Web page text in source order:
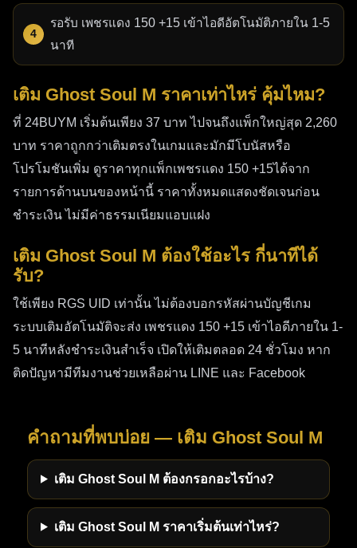
ไม่จำเป็นต้องสมัครสมาชิก คุณสามารถเติมได้ทันทีโดยไม่
ต้องผ่านขั้นตอนการลงทะเบียน เพียงแค่กรอกข้อมูลบัญชีเกม
และทำการชำระเงิน ก็สามารถรับเพชรได้แล้ว
4. เติม Ghost Soul M กับ 24Buym มีค่าใช้จ่าย
เพิ่มเติมไหม
ไม่มีค่าใช้จ่ายเพิ่มเติมใด ๆ ราคาที่แสดงคือราคาสุดท้ายที่
คุณต้องจ่าย ไม่มีค่าธรรมเนียมซ่อนเร้น ไม่มีค่าบริการเพิ่ม
เติม สิ่งที่คุณเห็นคือสิ่งที่คุณจ่าย
5. เติม Ghost Soul M กับ 24Buym มีการจำกัด
ไม่มีการจำกัดเวลาใด ๆ เราให้บริการตลอด 24 ชั่วโมง ทุกวัน
คุณสามารถเติมได้ทุกเมื่อที่ต้องการ ไม่ว่าจะเป็นเช้า กลางวัน
กลางคืน หรือแม้แต่วันหยุด ระบบของเราพร้อมให้บริการอยู่
เสมอ
สรุปบทความ
รวดเร็วที่เหนือชั้น และความปลอดภัยที่มั่นใจได้ หากคุณ
ต้องการเติมเกมราคาถูก ซื้อสกินเทพ ตัวละครสุดโกง หรือไอ
เทมพิเศษ มาเลือกใช้บริการได้ที่ 24Buym เว็บไซต์ที่ตอบ
โจทย์เกมเมอร์ทุกคนอย่างครบถ้วน
รอรับ เพชรแดง 150 +15 เข้าไอดีอัตโนมัติภายใน 1-5
นาที
เติม Ghost Soul M ราคาเท่าไหร่ คุ้มไหม?
ที่ 24BUYM เริ่มต้นเพียง 37 บาท ไปจนถึงแพ็กใหญ่สุด 2,260
บาท ราคาถูกกว่าเติมตรงในเกมและมักมีโบนัสหรือ
โปรโมชันเพิ่ม ดูราคาทุกแพ็กเพชรแดง 150 +15ได้จาก
รายการด้านบนของหน้านี้ ราคาทั้งหมดแสดงชัดเจนก่อน
ชำระเงิน ไม่มีค่าธรรมเนียมแอบแฝง
เติม Ghost Soul M ต้องใช้อะไร กี่นาทีได้
รับ?
ใช้เพียง RGS UID เท่านั้น ไม่ต้องบอกรหัสผ่านบัญชีเกม
ระบบเติมอัตโนมัติจะส่ง เพชรแดง 150 +15 เข้าไอดีภายใน 1-
5 นาทีหลังชำระเงินสำเร็จ เปิดให้เติมตลอด 24 ชั่วโมง หาก
ติดปัญหามีทีมงานช่วยเหลือผ่าน LINE และ Facebook
คำถามที่พบบ่อย — เติม Ghost Soul M
เติม Ghost Soul M ต้องกรอกอะไรบ้าง?
เติม Ghost Soul M ราคาเริ่มต้นเท่าไหร่?